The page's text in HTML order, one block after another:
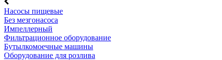
Насосы пищевые
Без мезгонасоса
Импеллерный
Фильтрационное оборудование
Бутылкомоечные машины
Оборудование для розлива